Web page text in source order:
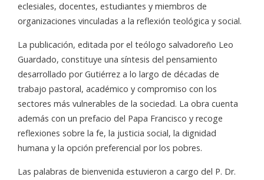
eclesiales, docentes, estudiantes y miembros de
organizaciones vinculadas a la reflexión teológica y social.
La publicación, editada por el teólogo salvadoreño Leo
Guardado, constituye una síntesis del pensamiento
desarrollado por Gutiérrez a lo largo de décadas de
trabajo pastoral, académico y compromiso con los
sectores más vulnerables de la sociedad. La obra cuenta
además con un prefacio del Papa Francisco y recoge
reflexiones sobre la fe, la justicia social, la dignidad
humana y la opción preferencial por los pobres.
Las palabras de bienvenida estuvieron a cargo del P. Dr.